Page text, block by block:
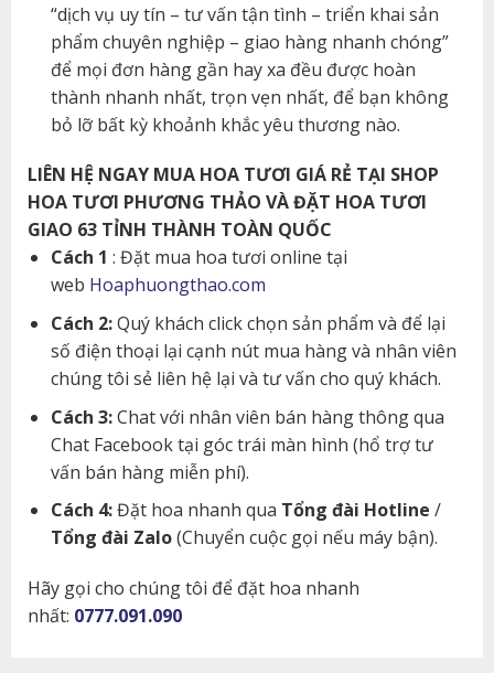
“dịch vụ uy tín – tư vấn tận tình – triển khai sản
phẩm chuyên nghiệp – giao hàng nhanh chóng”
để mọi đơn hàng gần hay xa đều được hoàn
thành nhanh nhất, trọn vẹn nhất, để bạn không
bỏ lỡ bất kỳ khoảnh khắc yêu thương nào.
LIÊN HỆ NGAY MUA HOA TƯƠI GIÁ RẺ TẠI SHOP
HOA TƯƠI PHƯƠNG THẢO VÀ ĐẶT HOA TƯƠI
GIAO 63 TỈNH THÀNH TOÀN QUỐC
Cách 1 : Đặt mua hoa tươi online tại
web Hoaphuongthao.com
Cách 2:Quý khách click chọn sản phẩm và để lại
số điện thoại lại cạnh nút mua hàng và nhân viên
chúng tôi sẻ liên hệ lại và tư vấn cho quý khách.
Cách 3:Chat với nhân viên bán hàng thông qua
Chat Facebook tại góc trái màn hình (hổ trợ tư
vấn bán hàng miễn phí).
Cách 4:Đặt hoa nhanh qua Tổng đài Hotline /
Tổng đài Zalo(Chuyển cuộc gọi nếu máy bận).
Hãy gọi cho chúng tôi để đặt hoa nhanh
nhất: 0777.091.090